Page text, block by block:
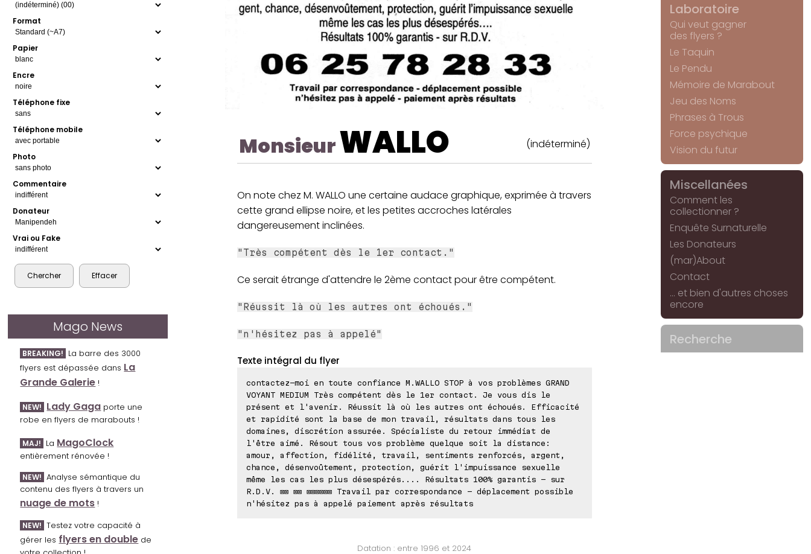
Format
Papier
Encre
Téléphone fixe
Téléphone mobile
Photo
Commentaire
Donateur
Vrai ou Fake
Mago News
BREAKING! La barre des 3000
flyers est dépassée dans La
Grande Galerie !
NEW! Lady Gaga porte une
robe en flyers de marabouts !
MAJ! La MagoClock
entièrement rénovée !
NEW! Analyse sémantique du
contenu des flyers à travers un
nuage de mots !
NEW! Testez votre capacité à
gérer les flyers en double de
MonsieurWALLO (indéterminé)
On note chez M. WALLO une certaine audace graphique, exprimée à travers
cette grand ellipse noire, et les petites accroches latérales
dangereusement inclinées.
"Très compétent dès le 1er contact."
Ce serait étrange d'attendre le 2ème contact pour être compétent.
"Réussit là où les autres ont échoués."
"n'hésitez pas à appelé"
Texte intégral du flyer
contactez-moi en toute confiance M.WALLO STOP à vos problèmes GRAND
VOYANT MEDIUM Très compétent dès le 1er contact. Je vous dis le
présent et l'avenir. Réussit là où les autres ont échoués. Efficacité
et rapidité sont la base de mon travail, résultats dans tous les
domaines, discrétion assurée. Spécialiste du retour immédiat de
l'être aimé. Résout tous vos problème quelque soit la distance:
amour, affection, fidélité, travail, sentiments renforcés, argent,
chance, désenvoûtement, protection, guérit l'impuissance sexuelle
même les cas les plus désespérés.... Résultats 100% garantis - sur
R.D.V. ⊠⊠ ⊠⊠ ⊠⊠⊠⊠⊠⊠ Travail par correspondance - déplacement possible
n'hésitez pas à appelé paiement après résultats
Datation : entre 1996 et 2024
Laboratoire
Qui veut gagner
des flyers ?
Le Taquin
Le Pendu
Mémoire de Marabout
Jeu des Noms
Phrases à Trous
Force psychique
Vision du futur
Miscellanées
Comment les
collectionner ?
Enquête Surnaturelle
Les Donateurs
(mar)About
Contact
... et bien d'autres choses
encore
Recherche